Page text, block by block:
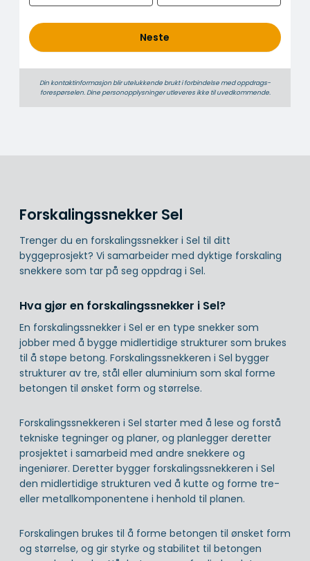
o
d
Neste
Din kontaktinformasjon blir utelukkende brukt i forbindelse med oppdrags­
forespørselen. Dine person­­opplysninger utleveres ikke til uvedkommende.
Forskalingssnekker Sel
Trenger du en forskalingssnekker i Sel til ditt
byggeprosjekt? Vi samarbeider med dyktige forskaling
snekkere som tar på seg oppdrag i Sel.
Hva gjør en forskalingssnekker i Sel?
En forskalingssnekker i Sel er en type snekker som
jobber med å bygge midlertidige strukturer som brukes
til å støpe betong. Forskalingssnekkeren i Sel bygger
strukturer av tre, stål eller aluminium som skal forme
betongen til ønsket form og størrelse.
Forskalingssnekkeren i Sel starter med å lese og forstå
tekniske tegninger og planer, og planlegger deretter
prosjektet i samarbeid med andre snekkere og
ingeniører. Deretter bygger forskalingssnekkeren i Sel
den midlertidige strukturen ved å kutte og forme tre-
eller metallkomponentene i henhold til planen.
Forskalingen brukes til å forme betongen til ønsket form
og størrelse, og gir styrke og stabilitet til betongen